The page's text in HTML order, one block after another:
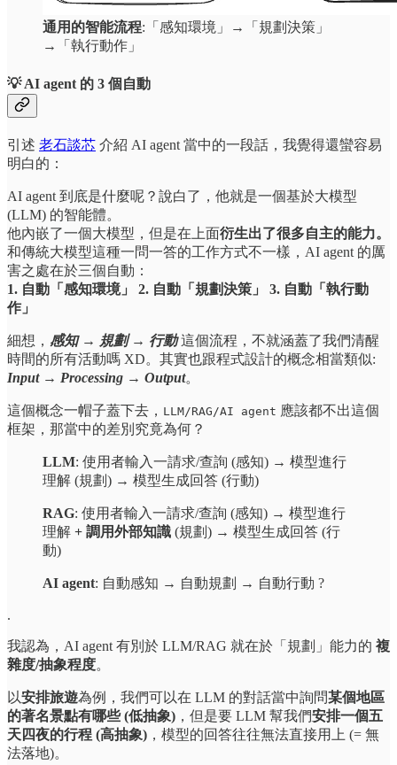
通用的智能流程:「感知環境」→「規劃決策」
→「執行動作」
💡 AI agent 的 3 個自動
引述 老石談芯 介紹 AI agent 當中的一段話，我覺得還蠻容易
明白的：
AI agent 到底是什麼呢？說白了，他就是一個基於大模型
(LLM) 的智能體。
他內嵌了一個大模型，但是在上面衍生出了很多自主的能力。
和傳統大模型這種一問一答的工作方式不一樣，AI agent 的厲
害之處在於三個自動：
1. 自動「感知環境」 2. 自動「規劃決策」 3. 自動「執行動
作」
細想， 感知 → 規劃 → 行動這個流程，不就涵蓋了我們清醒
時間的所有活動嗎 XD。其實也跟程式設計的概念相當類似:
Input → Processing → Output。
這個概念一帽子蓋下去， LLM/RAG/AI agent 應該都不出這個
框架，那當中的差別究竟為何？
LLM: 使用者輸入一請求/查詢 (感知) → 模型進行
理解 (規劃) → 模型生成回答 (行動)
RAG: 使用者輸入一請求/查詢 (感知) → 模型進行
理解 + 調用外部知識 (規劃) → 模型生成回答 (行
動)
AI agent: 自動感知 → 自動規劃 → 自動行動 ?
.
我認為，AI agent 有別於 LLM/RAG 就在於「規劃」能力的 複
雜度/抽象程度。
以安排旅遊為例，我們可以在 LLM 的對話當中詢問某個地區
的著名景點有哪些 (低抽象) ，但是要 LLM 幫我們安排一個五
天四夜的行程 (高抽象) ，模型的回答往往無法直接用上 (= 無
法落地)。